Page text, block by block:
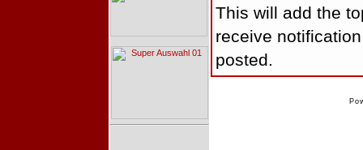
This will add the
receive
posted.